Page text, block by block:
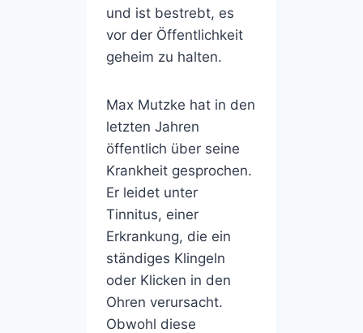
und ist bestrebt, es
vor der Öffentlichkeit
geheim zu halten.
Max Mutzke hat in den
letzten Jahren
öffentlich über seine
Krankheit gesprochen.
Er leidet unter
Tinnitus, einer
Erkrankung, die ein
ständiges Klingeln
oder Klicken in den
Ohren verursacht.
Obwohl diese